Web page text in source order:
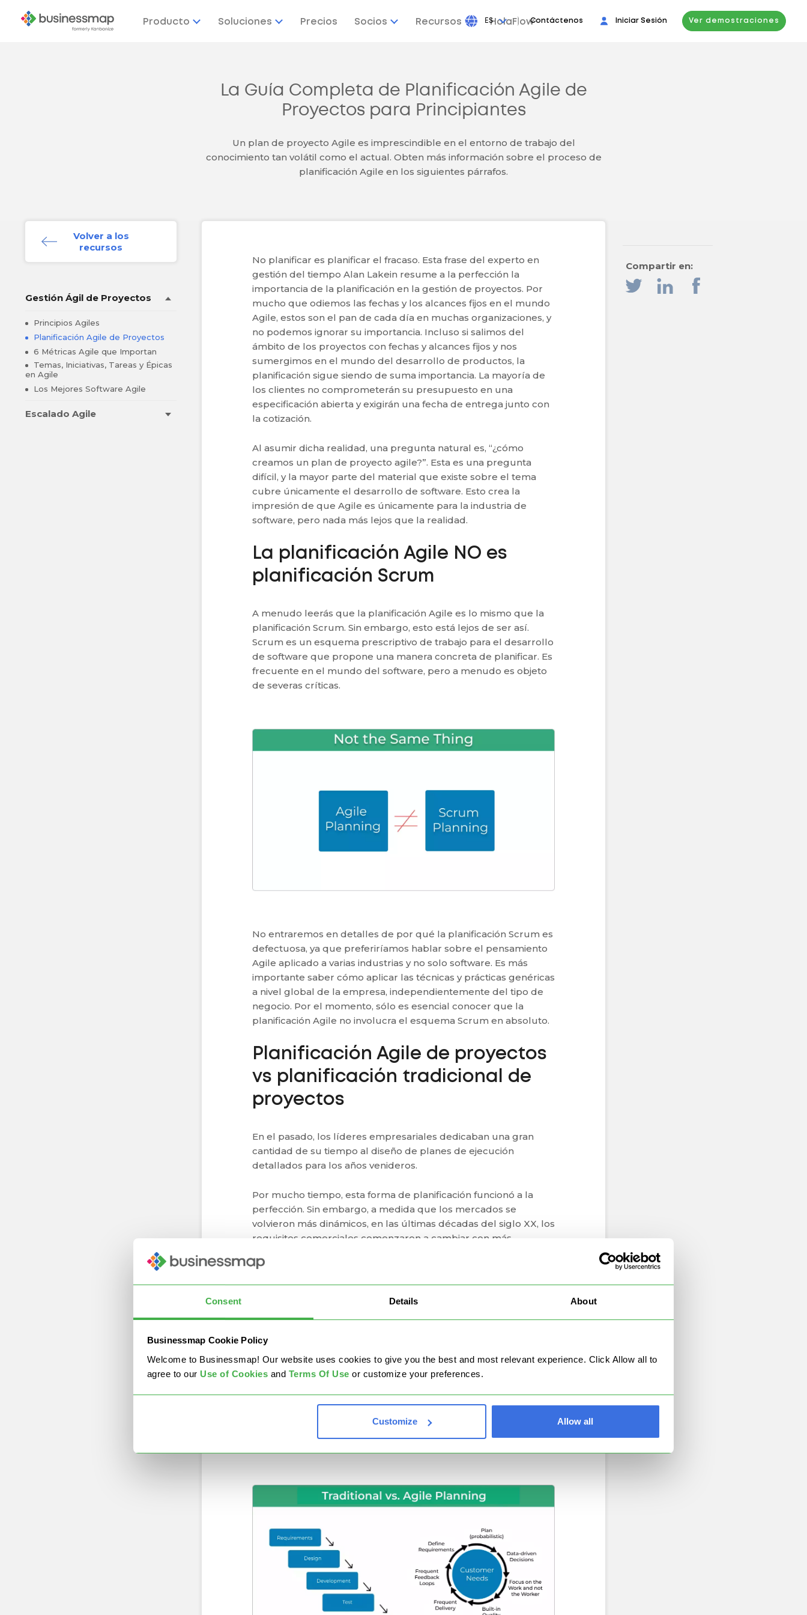
Consent Details About
Businessmap Cookie Policy
Welcome to Businessmap! Our website uses cookies to give you the best and most relevant experience. Click Allow all to
agree to our Use of Cookies and Terms Of Use or customize your preferences.
Customize Allow all
Producto Soluciones Precios Socios Recursos HolaFlow
ES Contáctenos Iniciar Sesión Ver demostraciones
La Guía Completa de Planificación Agile de
Proyectos para Principiantes
Un plan de proyecto Agile es imprescindible en el entorno de trabajo del
conocimiento tan volátil como el actual. Obten más información sobre el proceso de
planificación Agile en los siguientes párrafos.
Volver a los
recursos
Gestión Ágil de Proyectos
Principios Agiles
Planificación Agile de Proyectos
6 Métricas Agile que Importan
Temas, Iniciativas, Tareas y Épicas
en Agile
Los Mejores Software Agile
Escalado Agile
Compartir en:
No planificar es planificar el fracaso. Esta frase del experto en
gestión del tiempo Alan Lakein resume a la perfección la
importancia de la planificación en la gestión de proyectos. Por
mucho que odiemos las fechas y los alcances fijos en el mundo
Agile, estos son el pan de cada día en muchas organizaciones, y
no podemos ignorar su importancia. Incluso si salimos del
ámbito de los proyectos con fechas y alcances fijos y nos
sumergimos en el mundo del desarrollo de productos, la
planificación sigue siendo de suma importancia. La mayoría de
los clientes no comprometerán su presupuesto en una
especificación abierta y exigirán una fecha de entrega junto con
la cotización.
Al asumir dicha realidad, una pregunta natural es, “¿cómo
creamos un plan de proyecto agile?”. Esta es una pregunta
difícil, y la mayor parte del material que existe sobre el tema
cubre únicamente el desarrollo de software. Esto crea la
impresión de que Agile es únicamente para la industria de
software, pero nada más lejos que la realidad.
La planificación Agile NO es
planificación Scrum
A menudo leerás que la planificación Agile es lo mismo que la
planificación Scrum. Sin embargo, esto está lejos de ser así.
Scrum es un esquema prescriptivo de trabajo para el desarrollo
de software que propone una manera concreta de planificar. Es
frecuente en el mundo del software, pero a menudo es objeto
de severas críticas.
No entraremos en detalles de por qué la planificación Scrum es
defectuosa, ya que preferiríamos hablar sobre el pensamiento
Agile aplicado a varias industrias y no solo software. Es más
importante saber cómo aplicar las técnicas y prácticas genéricas
a nivel global de la empresa, independientemente del tipo de
negocio. Por el momento, sólo es esencial conocer que la
planificación Agile no involucra el esquema Scrum en absoluto.
Planificación Agile de proyectos
vs planificación tradicional de
proyectos
En el pasado, los líderes empresariales dedicaban una gran
cantidad de su tiempo al diseño de planes de ejecución
detallados para los años venideros.
Por mucho tiempo, esta forma de planificación funcionó a la
perfección. Sin embargo, a medida que los mercados se
volvieron más dinámicos, en las últimas décadas del siglo XX, los
requisitos comerciales comenzaron a cambiar con más
flexible.
Esta necesidad se volvió obvia y algo crítica con el auge del
trabajo se hace en oficinas, en donde las personas utilizan su
cabeza más que sus manos. Es en el trabajo del conocimiento
preciso en donde más se necesita un plan de proyecto Agile.
La principal diferencia entre la planificación Agile y la forma
primera es iterativa y se adapta a cambios. En contraste, la
segunda es un proceso de planificación pesado paso a paso.